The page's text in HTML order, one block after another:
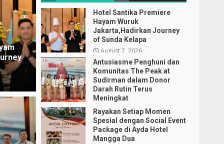
Hotel Santika Premiere
Hayam Wuruk
Jakarta,Hadirkan Journey
of Sunda Kelapa
August 7, 2026
Antusiasme Penghuni dan
Komunitas The Peak at
Sudirman dalam Donor
Darah Rutin Terus
Meningkat
August 6, 2026
Rayakan Setiap Momen
Spesial dengan Social Event
Package di Ayda Hotel
Mangga Dua